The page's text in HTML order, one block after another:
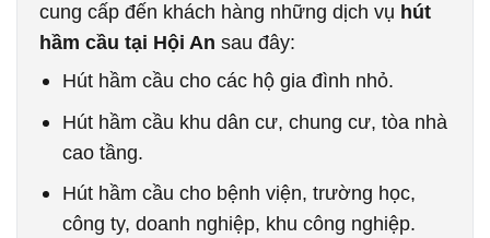
cung cấp đến khách hàng những dịch vụ hút
hầm cầu tại Hội An sau đây:
Hút hầm cầu cho các hộ gia đình nhỏ.
Hút hầm cầu khu dân cư, chung cư, tòa nhà
cao tầng.
Hút hầm cầu cho bệnh viện, trường học,
công ty, doanh nghiệp, khu công nghiệp.